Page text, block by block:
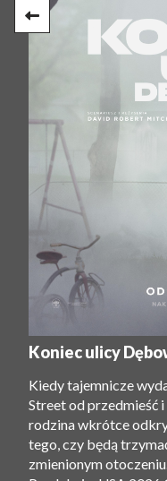
Koniec ulicy
Kiedy tajemnicze
Street od przedmieść
rodzina wkrótce
tego, czy będą
zmienionym